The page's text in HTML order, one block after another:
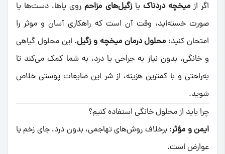
اگر ازمیخچه دردناک یازگیل‌های مزاحمروی پاها، دست‌ها یا
صورت خسته‌اید، وقت آن است که راهکاری آسان و موثر را
امتحان کنید: محلول درمان میخچه و زگیل. این محلول گیاهی
و خانگی، بدون نیاز به جراحی یا درد، به شما کمک می‌کند تا
به‌راحتی و با کمترین هزینه، از شر این ضایعات پوستی خلاص
شوید.
چرا باید از محلول خانگی استفاده کنیم؟
ایمن و مؤثر: برخلاف روش‌های تهاجمی، بدون درد، جای زخم یا
عوارض است.